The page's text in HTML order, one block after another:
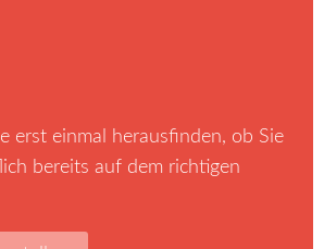
erst einmal herausfinden, ob Sie
bereits auf dem richtigen